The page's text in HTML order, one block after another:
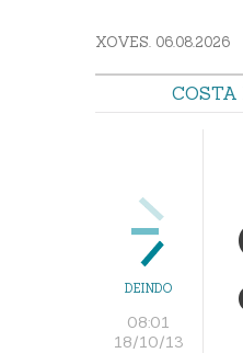
XOVES. 06.08.2026
COSTA
DEINDO
08:01
18/10/13